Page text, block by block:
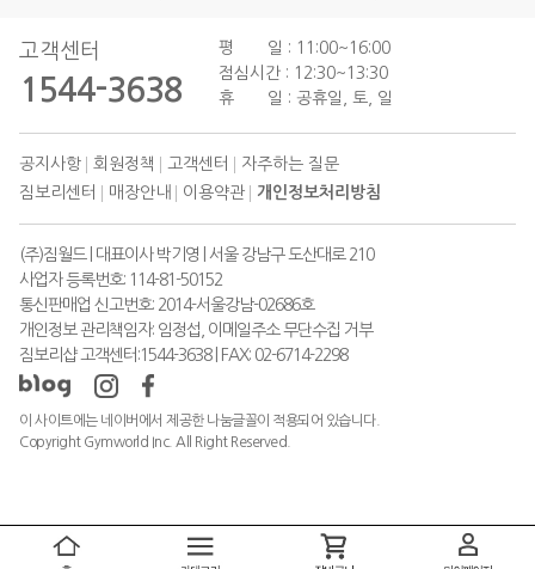
고객센터
1544-3638
평 일 : 11:00~16:00
점심시간 : 12:30~13:30
휴 일 : 공휴일, 토, 일
공지사항 회원정책 고객센터
자주하는 질문
짐보리센터
매장안내 이용약관 개인정보처리방침
(주)짐월드 | 대표이사 박기영 | 서울 강남구 도산대로 210
사업자 등록번호: 114-81-50152
통신판매업 신고번호: 2014-서울강남-02686호
개인정보 관리책임자: 임정섭, 이메일주소 무단수집 거부
짐보리샵 고객센터:1544-3638 | FAX: 02-6714-2298
이 사이트에는 네이버에서 제공한 나눔글꼴이 적용되어 있습니다.
Copyright Gymworld Inc. All Right Reserved.